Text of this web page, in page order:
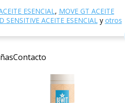
ESENCIAL, MOVE GT ACEITE
SENSITIVE ACEITE ESENCIALy otros
Contacto
electrónica Cosmética natural